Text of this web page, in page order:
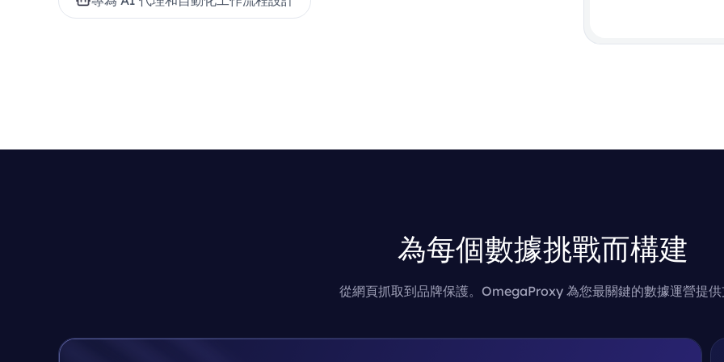
為每個數據挑戰而構建
從網頁抓取到品牌保護。OmegaProxy 為您最關鍵的數據運營提供